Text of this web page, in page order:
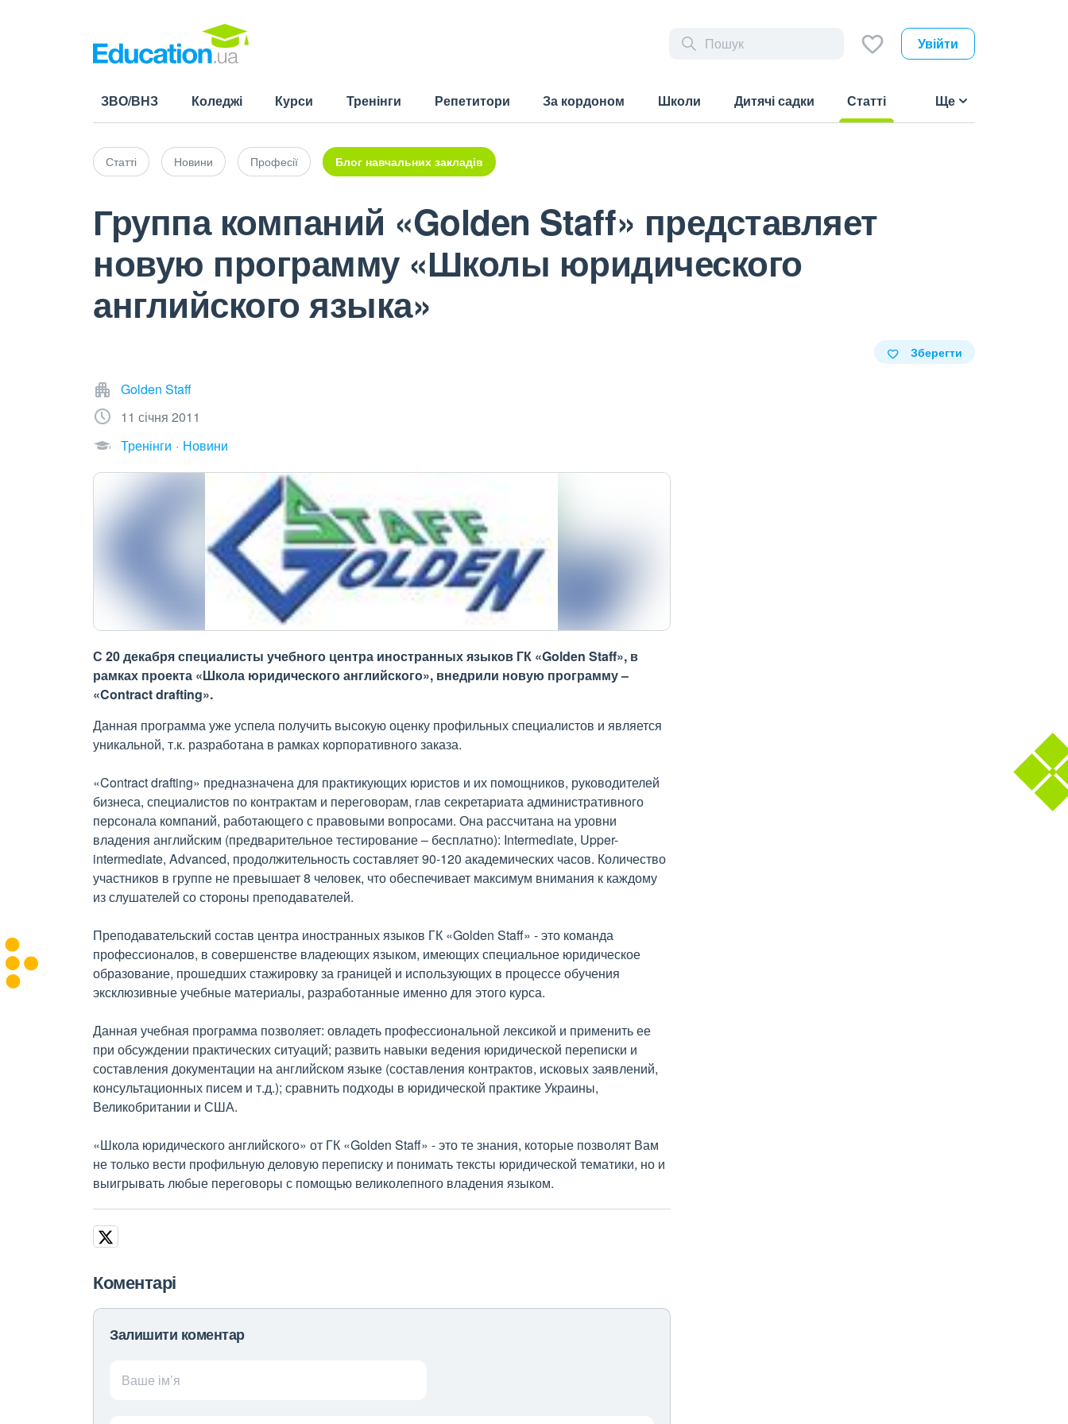
Увійти
ЗВО/ВНЗ Коледжі Курси Тренінги Репетитори За кордоном Школи Дитячі садки
Статті
Ще
Статті Новини Професії Блог навчальних закладів
Группа компаний «Golden Staff» представляет
новую программу «Школы юридического
английского языка»
Зберегти
Golden Staff
11 січня 2011
Тренінги
Новини
С 20 декабря специалисты учебного центра иностранных языков ГК «Golden Staff», в
рамках проекта «Школа юридического английского», внедрили новую программу –
«Contract drafting».
Данная программа уже успела получить высокую оценку профильных специалистов и является
уникальной, т.к. разработана в рамках корпоративного заказа.
«Contract drafting» предназначена для практикующих юристов и их помощников, руководителей
бизнеса, специалистов по контрактам и переговорам, глав секретариата административного
персонала компаний, работающего с правовыми вопросами. Она рассчитана на уровни
владения английским (предварительное тестирование – бесплатно): Intermediate, Upper-
intermediate, Advanced, продолжительность составляет 90-120 академических часов. Количество
участников в группе не превышает 8 человек, что обеспечивает максимум внимания к каждому
из слушателей со стороны преподавателей.
Преподавательский состав центра иностранных языков ГК «Golden Staff» - это команда
профессионалов, в совершенстве владеющих языком, имеющих специальное юридическое
образование, прошедших стажировку за границей и использующих в процессе обучения
эксклюзивные учебные материалы, разработанные именно для этого курса.
Данная учебная программа позволяет: овладеть профессиональной лексикой и применить ее
при обсуждении практических ситуаций; развить навыки ведения юридической переписки и
составления документации на английском языке (составления контрактов, исковых заявлений,
консультационных писем и т.д.); сравнить подходы в юридической практике Украины,
Великобритании и США.
«Школа юридического английского» от ГК «Golden Staff» - это те знания, которые позволят Вам
не только вести профильную деловую переписку и понимать тексты юридической тематики, но и
выигрывать любые переговоры с помощью великолепного владения языком.
Коментарі
Залишити коментар
Ваше ім’я